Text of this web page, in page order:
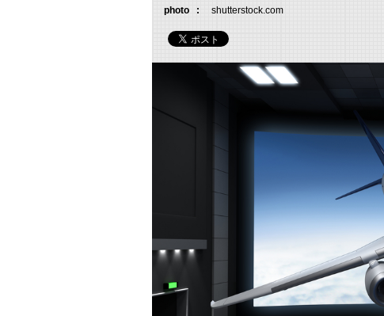
photo :
shutterstock.com